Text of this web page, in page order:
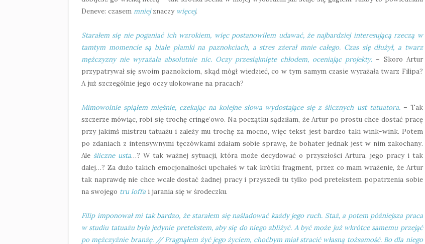
Deneve: czasem mniejznaczy więcej.
Starałem się nie poganiać ich wzrokiem, więc postanowiłem udawać, że najbardziej interesującą rzeczą w
tamtym momencie są białe plamki na paznokciach, a stres zżerał mnie całego. Czas się dłużył, a twarz
mężczyzny nie wyrażała absolutnie nic. Oczy przesiąknięte chłodem, oceniając projekty. – Skoro Artur
przypatrywał się swoim paznokciom, skąd mógł wiedzieć, co w tym samym czasie wyrażała twarz Filipa?
A już szczególnie jego oczy ulokowane na pracach?
Mimowolnie spiąłem mięśnie, czekając na kolejne słowa wydostające się z ślicznych ust tatuatora.– Tak
szczerze mówiąc, robi się trochę cringe’owo. Na początku sądziłam, że Artur po prostu chce dostać pracę
przy jakimś mistrzu tatuażu i zależy mu trochę za mocno, więc tekst jest bardzo taki wink-wink. Potem
po zdaniach z intensywnymi tęczówkami zdałam sobie sprawę, że bohater jednak jest w nim zakochany.
Ale śliczne usta…? W tak ważnej sytuacji, która może decydować o przyszłości Artura, jego pracy i tak
dalej…? Za dużo takich emocjonalności upchałeś w tak krótki fragment, przez co mam wrażenie, że Artur
tak naprawdę nie chce wcale dostać żadnej pracy i przyszedł tu tylko pod pretekstem popatrzenia sobie
na swojego tru loffa i jarania się w środeczku.
Filip imponował mi tak bardzo, że starałem się naśladować każdy jego ruch. Staż, a potem późniejsza praca
w studiu tatuażu była jedynie pretekstem, aby się do niego zbliżyć. A być może już wkrótce samemu przejąć
po mężczyźnie branżę. // Pragnąłem żyć jego życiem, choćbym miał stracić własną tożsamość. Bo dla niego